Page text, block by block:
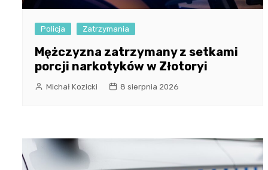
Policja Zatrzymania
Mężczyzna zatrzymany z setkami
porcji narkotyków w Złotoryi
Michał Kozicki 8 sierpnia 2026